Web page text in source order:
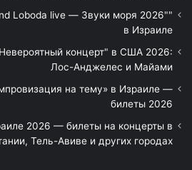
Loboda live — Звуки моря 2026"
в Израиле
концерт" в США 2026:
Лос-Анджелес и Майами
на тему» в Израиле —
билеты 2026
2026 — билеты на концерты в
Тель-Авиве и других городах